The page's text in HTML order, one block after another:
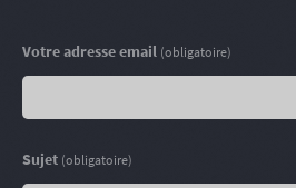
Votre adresse email (obligatoire)
Sujet (obligatoire)